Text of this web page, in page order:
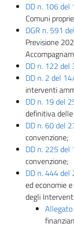
DD n. 106
Comuni
DGR n. 591
Previsione
DD n. 122
DD n. 2 del
interventi
DD n. 19 del
definitiva
DD n. 60 del
convenzione;
DD n. 225
convenzione;
DD n. 444
ed economie
degli
Allegato